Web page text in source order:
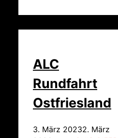
ALC
Rundfahrt
Ostfriesland
3. März 20232. März